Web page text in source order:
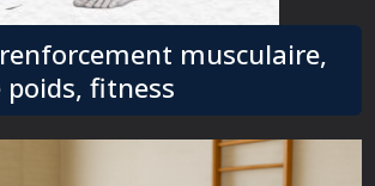
musculaire,
poids, fitness